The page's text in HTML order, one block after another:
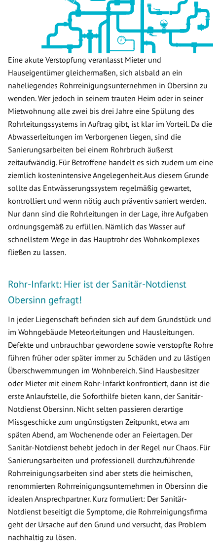
Eine akute Verstopfung veranlasst Mieter und
Hauseigentümer gleichermaßen, sich alsbald an ein
naheliegendes Rohrreinigungsunternehmen in Obersinn zu
wenden. Wer jedoch in seinem trauten Heim oder in seiner
Mietwohnung alle zwei bis drei Jahre eine Spülung des
Rohrleitungssystems in Auftrag gibt, ist klar im Vorteil. Da die
Abwasserleitungen im Verborgenen liegen, sind die
Sanierungsarbeiten bei einem Rohrbruch äußerst
zeitaufwändig. Für Betroffene handelt es sich zudem um eine
ziemlich kostenintensive Angelegenheit.Aus diesem Grunde
sollte das Entwässerungssystem regelmäßig gewartet,
kontrolliert und wenn nötig auch präventiv saniert werden.
Nur dann sind die Rohrleitungen in der Lage, ihre Aufgaben
ordnungsgemäß zu erfüllen. Nämlich das Wasser auf
schnellstem Wege in das Hauptrohr des Wohnkomplexes
fließen zu lassen.
Rohr-Infarkt: Hier ist der Sanitär-Notdienst
Obersinn gefragt!
In jeder Liegenschaft befinden sich auf dem Grundstück und
im Wohngebäude Meteorleitungen und Hausleitungen.
Defekte und unbrauchbar gewordene sowie verstopfte Rohre
führen früher oder später immer zu Schäden und zu lästigen
Überschwemmungen im Wohnbereich. Sind Hausbesitzer
oder Mieter mit einem Rohr-Infarkt konfrontiert, dann ist die
erste Anlaufstelle, die Soforthilfe bieten kann, der Sanitär-
Notdienst Obersinn. Nicht selten passieren derartige
Missgeschicke zum ungünstigsten Zeitpunkt, etwa am
späten Abend, am Wochenende oder an Feiertagen. Der
Sanitär-Notdienst behebt jedoch in der Regel nur Chaos. Für
Sanierungsarbeiten und professionell durchzuführende
Rohrreinigungsarbeiten sind aber stets die heimischen,
renommierten Rohrreinigungsunternehmen in Obersinn die
idealen Ansprechpartner. Kurz formuliert: Der Sanitär-
Notdienst beseitigt die Symptome, die Rohrreinigungsfirma
geht der Ursache auf den Grund und versucht, das Problem
nachhaltig zu lösen.